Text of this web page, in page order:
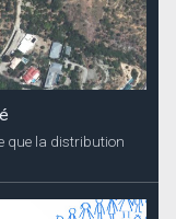
que la distribution